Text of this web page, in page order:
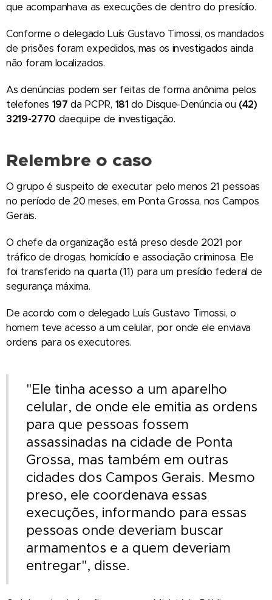
que acompanhava as execuções de dentro do presídio.
Conforme o delegado Luís Gustavo Timossi, os mandados
de prisões foram expedidos, mas os investigados ainda
não foram localizados.
As denúncias podem ser feitas de forma anônima pelos
telefones 197 da PCPR, 181 do Disque-Denúncia ou (42)
3219-2770 daequipe de investigação.
Relembre o caso
O grupo é suspeito de executar pelo menos 21 pessoas
no período de 20 meses, em Ponta Grossa, nos Campos
Gerais.
O chefe da organização está preso desde 2021 por
tráfico de drogas, homicídio e associação criminosa. Ele
foi transferido na quarta (11) para um presídio federal de
segurança máxima.
De acordo com o delegado Luís Gustavo Timossi, o
homem teve acesso a um celular, por onde ele enviava
ordens para os executores.
"Ele tinha acesso a um aparelho
celular, de onde ele emitia as ordens
para que pessoas fossem
assassinadas na cidade de Ponta
Grossa, mas também em outras
cidades dos Campos Gerais. Mesmo
preso, ele coordenava essas
execuções, informando para essas
pessoas onde deveriam buscar
armamentos e a quem deveriam
entregar", disse.